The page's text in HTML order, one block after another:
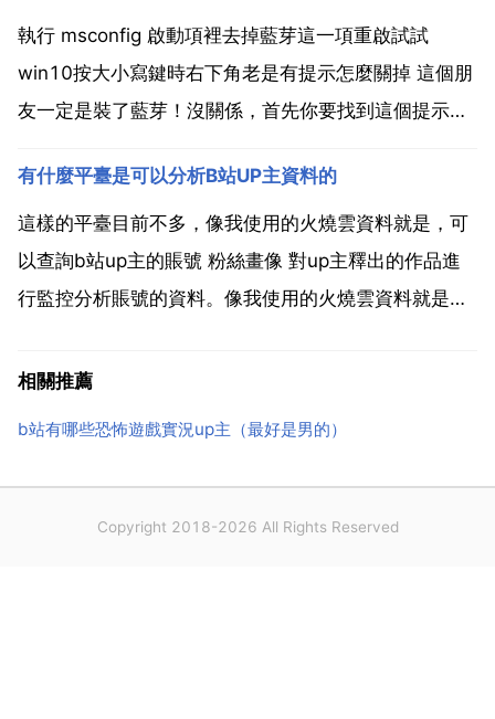
數 彈幕數 人氣值等，及時掌握up主直播熱度資料...
執行 msconfig 啟動項裡去掉藍芽這一項重啟試試
win10按大小寫鍵時右下角老是有提示怎麼關掉 這個朋
友一定是裝了藍芽！沒關係，首先你要找到這個提示軟
vksts.exe。你現在沒辦法刪除他，你有2個辦法，1，
進入安全模式刪除這個程式，2 禁止一切...
有什麼平臺是可以分析B站UP主資料的
這樣的平臺目前不多，像我使用的火燒雲資料就是，可
以查詢b站up主的賬號 粉絲畫像 對up主釋出的作品進
行監控分析賬號的資料。像我使用的火燒雲資料就是，
主釋出的作品 分析up主賬號的資料。怎麼分析b站同類
相關推薦
b站有哪些恐怖遊戲實況up主（最好是男的）
Copyright 2018-2026 All Rights Reserved